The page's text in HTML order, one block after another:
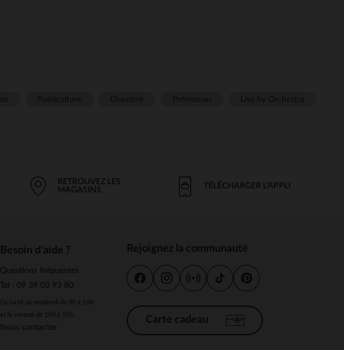
RETROUVEZ LES
MAGASINS
TÉLÉCHARGER L'APPLI
Besoin d'aide ?
Questions fréquentes
Tel : 09 39 03 93 80
Du lundi au vendredi de 9h à 18h
et le samedi de 10h à 18h
Nous contacter
Rejoignez la communauté
Carte cadeau